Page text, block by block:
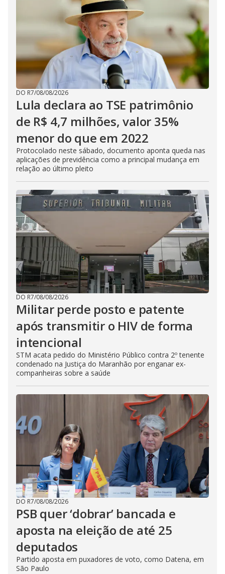
DO R7/08/08/2026
Lula declara ao TSE patrimônio
de R$ 4,7 milhões, valor 35%
menor do que em 2022
Protocolado neste sábado, documento aponta queda nas
aplicações de previdência como a principal mudança em
relação ao último pleito
DO R7/08/08/2026
Militar perde posto e patente
após transmitir o HIV de forma
intencional
STM acata pedido do Ministério Público contra 2º tenente
condenado na Justiça do Maranhão por enganar ex-
companheiras sobre a saúde
DO R7/08/08/2026
PSB quer ‘dobrar’ bancada e
aposta na eleição de até 25
deputados
Partido aposta em puxadores de voto, como Datena, em
São Paulo